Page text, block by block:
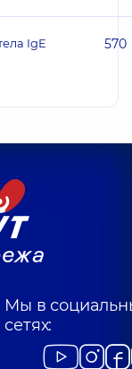
IgE 570
Мы в
сетях: